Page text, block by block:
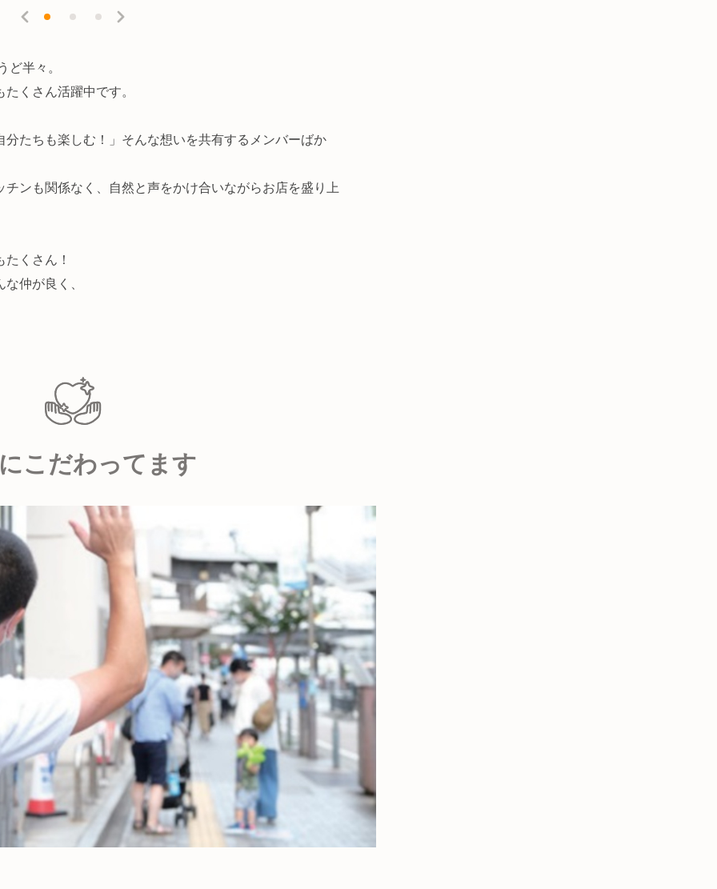
半々。
くさん活躍中です。
たちも楽しむ！」そんな想いを共有するメンバーばか
ンも関係なく、自然と声をかけ合いながらお店を盛り上
くさん！
仲が良く、
こだわってます